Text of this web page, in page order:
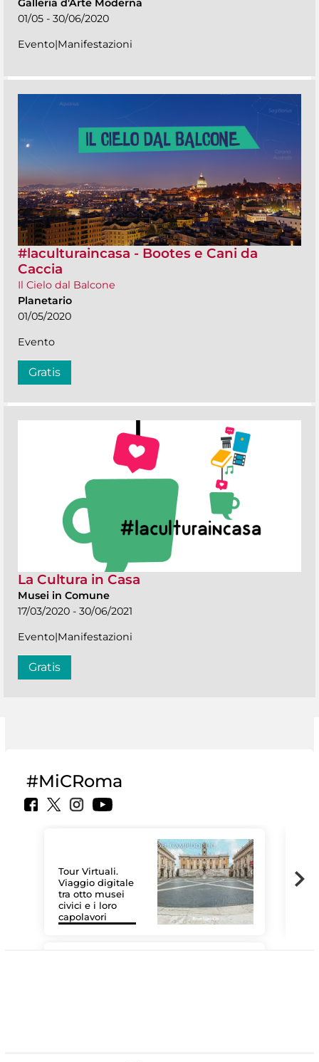
Galleria d'Arte Moderna
01/05 - 30/06/2020
Evento|Manifestazioni
#laculturaincasa - Bootes e Cani da
Caccia
Il Cielo dal Balcone
Planetario
01/05/2020
Evento
Gratis
La Cultura in Casa
Musei in Comune
17/03/2020 - 30/06/2021
Evento|Manifestazioni
Gratis
#MiCRoma
Tour Virtuali.
Viaggio digitale
tra otto musei
civici e i loro
capolavori